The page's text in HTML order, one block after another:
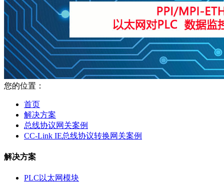
您的位置：
首页
解决方案
总线协议网关案例
CC-Link IE总线协议转换网关案例
解决方案
PLC以太网模块